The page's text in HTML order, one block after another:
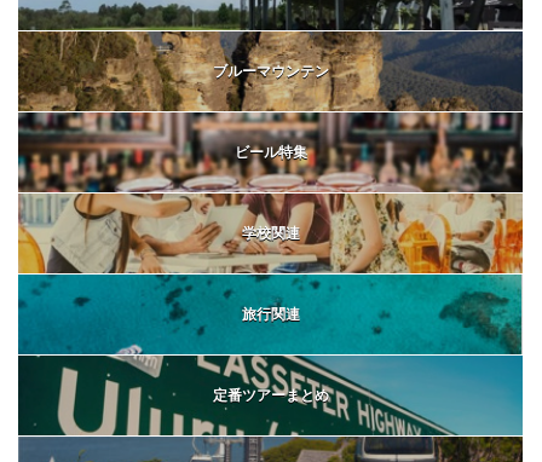
ブルーマウンテン
ビール特集
学校関連
旅行関連
定番ツアーまとめ